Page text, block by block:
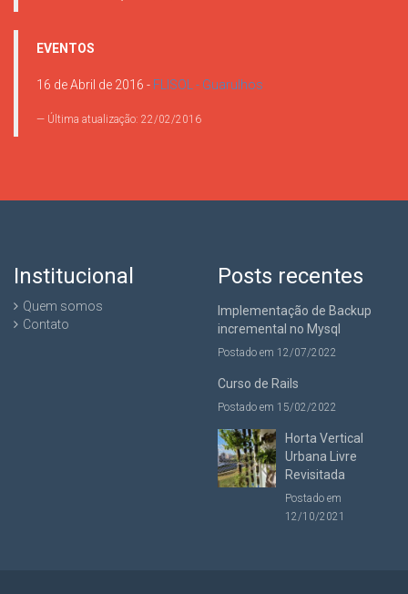
EVENTOS
16 de Abril de 2016 - FLISOL - Guarulhos
Última atualização: 22/02/2016
Institucional
Quem somos
Contato
Posts recentes
Implementação de Backup
incremental no Mysql
Postado em 12/07/2022
Curso de Rails
Postado em 15/02/2022
Horta Vertical
Urbana Livre
Revisitada
Postado em
12/10/2021